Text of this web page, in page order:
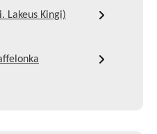
Lakeus Kingi)